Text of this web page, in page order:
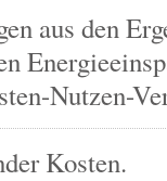
aus den
Nutzen-
Kosten.